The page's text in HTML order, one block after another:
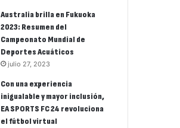
Australia brilla en Fukuoka
2023: Resumen del
Campeonato Mundial de
Deportes Acuáticos
julio 27, 2023
Con una experiencia
inigualable y mayor inclusión,
EA SPORTS FC 24 revoluciona
el fútbol virtual